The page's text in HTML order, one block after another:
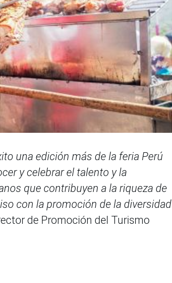
una edición más de la feria Perú
y celebrar el talento y la
que contribuyen a la riqueza de
con la promoción de la diversidad
de Promoción del Turismo